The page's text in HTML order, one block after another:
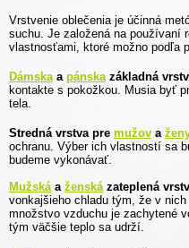
Vrstvenie oblečenia je účinná
suchu. Je založená na používaní
vlastnosťami, ktoré možno podľa
Dámska a pánska základná
kontakte s pokožkou. Musia byť
tela.
Stredná vrstva pre mužov a
ochranu. Výber ich vlastností sa
budeme vykonávať.
Mužská a ženská zateplená
vonkajšieho chladu tým, že v
množstvo vzduchu je zachytené
tým väčšie teplo sa udrží.